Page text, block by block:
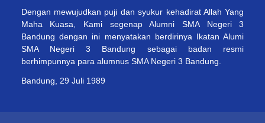
Dengan mewujudkan puji dan syukur kehadirat Allah Yang
Maha Kuasa, Kami segenap Alumni SMA Negeri 3
Bandung dengan ini menyatakan berdirinya Ikatan Alumi
SMA Negeri 3 Bandung sebagai badan resmi
berhimpunnya para alumnus SMA Negeri 3 Bandung.
Bandung, 29 Juli 1989